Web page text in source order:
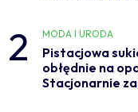
2 MODA I URODA
Pistacjowa
obłędnie na
Stacjonarnie